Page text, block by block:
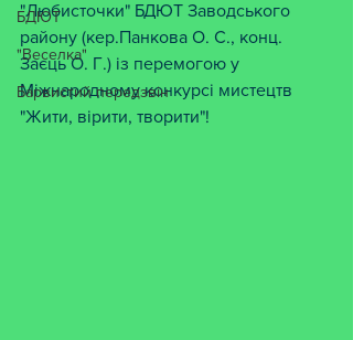
БДЮТ
"Веселка"
Барвистий передзвін
"Любисточки" БДЮТ Заводського
району (кер.Панкова О. С., конц.
Заєць О. Г.) із перемогою у
Міжнародному конкурсі мистецтв
"Жити, вірити, творити"!